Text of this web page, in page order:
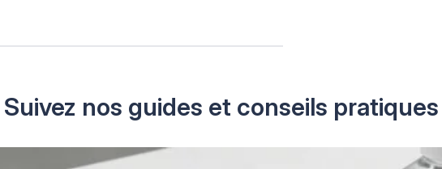
Suivez nos guides et conseils